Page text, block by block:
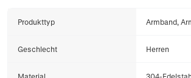
Produkttyp Armband,
Geschlecht Herren
Material 304-